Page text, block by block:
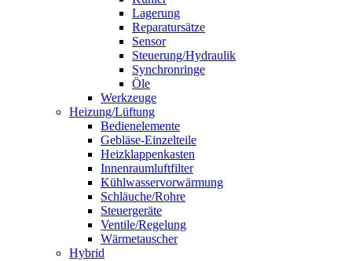
Lagerung
Reparatursätze
Sensor
Steuerung/Hydraulik
Synchronringe
Öle
Werkzeuge
Heizung/Lüftung
Bedienelemente
Gebläse-Einzelteile
Heizklappenkasten
Innenraumluftfilter
Kühlwasservorwärmung
Schläuche/Rohre
Steuergeräte
Ventile/Regelung
Wärmetauscher
Hybrid